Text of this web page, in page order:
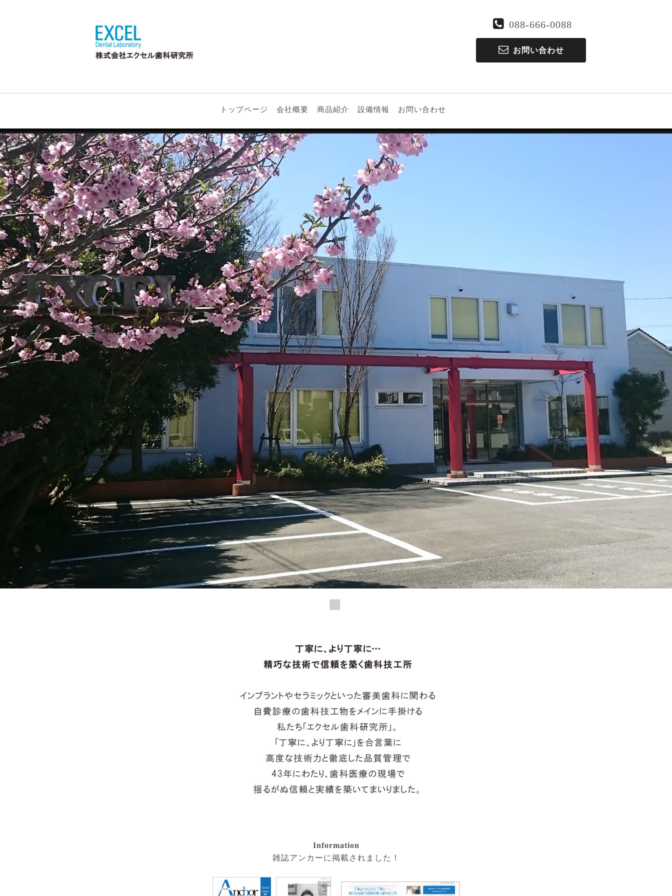
088-666-0088
お問い合わせ
トップページ 会社概要 商品紹介 設備情報 お問い合わせ
Information
雑誌アンカーに掲載されました！